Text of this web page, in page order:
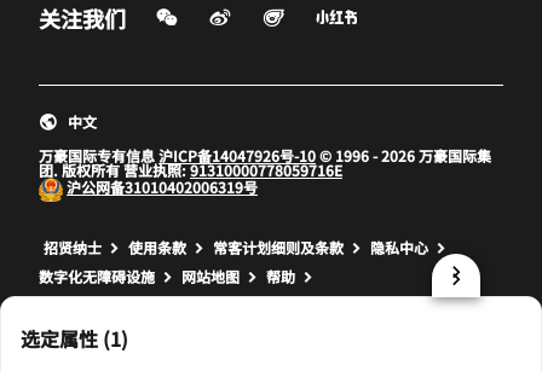
选定属性 (1)
关注我们 微信扫一扫
微博
打开新窗口
飞猪
打开新窗口打开新窗口
万豪国际专有信息沪ICP备14047926号-10© 1996 - 2026 万豪国际集
团. 版权所有 营业执照:91310000778059716E
沪公网备31010402006319号
中文
招贤纳士 打开新窗口
使用条款 打开新窗口
常客计划细则及条款 打开新窗口
隐私中心
数字化无障碍设施
网站地图 帮助
prod32,B9CEACA8-8E25-500A-B456-4E6AA21C0B2E,NA